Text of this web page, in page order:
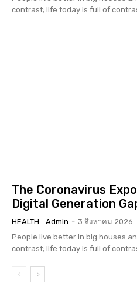
contrast; life today is full of
The Coronavirus
Digital Generation
HEALTH Admin - 3 สิงหาคม 2026
People live better in big houses
contrast; life today is full of